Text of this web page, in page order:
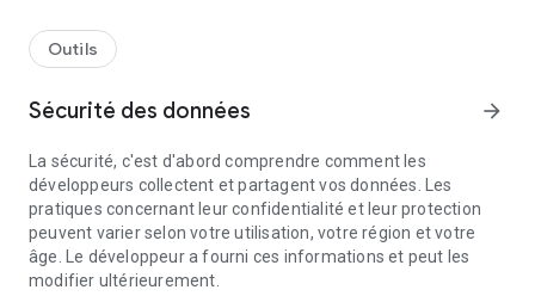
technique et psychologique dédiée pour soutenir les
utilisateurs en temps réel.
• Après l’incident, avec des garanties juridiques et financières
commerce et atteintes à la e-réputation.
Outils
Sécurité des données arrow_forward
La sécurité, c'est d'abord comprendre comment les
développeurs collectent et partagent vos données. Les
pratiques concernant leur confidentialité et leur protection
peuvent varier selon votre utilisation, votre région et votre
âge. Le développeur a fourni ces informations et peut les
modifier ultérieurement.